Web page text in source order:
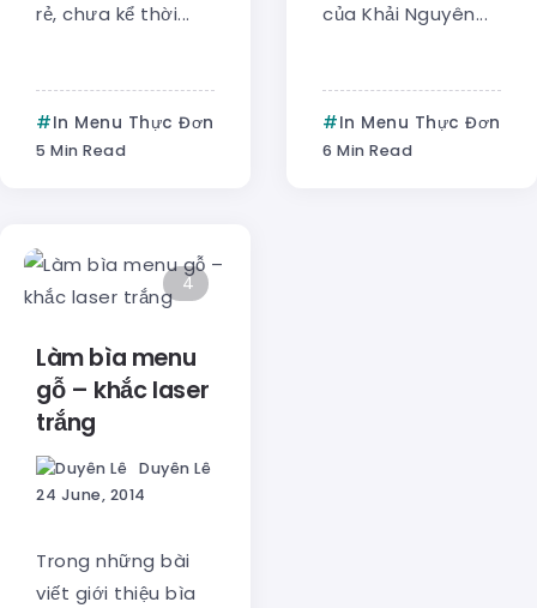
rẻ, chưa kể thời...
In Menu Thực Đơn
5 Min Read
của Khải Nguyên...
In Menu Thực Đơn
6 Min Read
4
Làm bìa menu
gỗ – khắc laser
trắng
Duyên Lê
24 June, 2014
Trong những bài
viết giới thiệu bìa